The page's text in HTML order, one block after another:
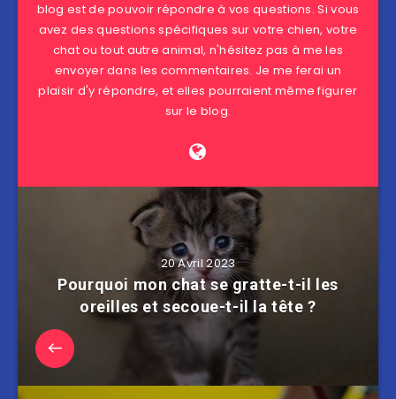
blog est de pouvoir répondre à vos questions. Si vous
avez des questions spécifiques sur votre chien, votre
chat ou tout autre animal, n'hésitez pas à me les
envoyer dans les commentaires. Je me ferai un
plaisir d'y répondre, et elles pourraient même figurer
sur le blog.
20 Avril 2023
Pourquoi mon chat se gratte-t-il les
oreilles et secoue-t-il la tête ?